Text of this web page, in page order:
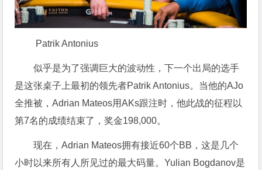
Patrik Antonius
似乎是为了强调巨大的波动性，下一个出局的选手
是这张桌子上最初的领先者Patrik Antonius。当他的AJo
全推被，Adrian Mateos用AKs跟注时，他此战的征程以
第7名的成绩结束了，奖金198,000。
现在，Adrian Mateos拥有接近60个BB，这是几个
小时以来所有人所见过的最大码量。Yulian Bogdanov是